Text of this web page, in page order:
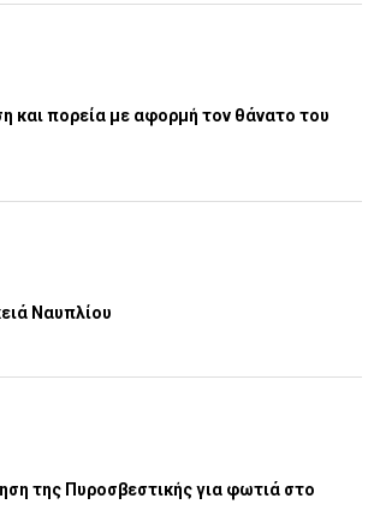
και πορεία με αφορμή τον θάνατο του
Ναυπλίου
της Πυροσβεστικής για φωτιά στο